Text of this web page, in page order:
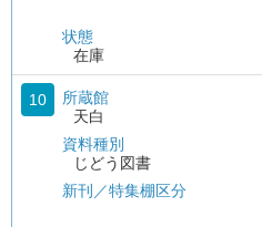
状態
在庫
10
所蔵館
天白
資料種別
じどう図書
新刊／特集棚区分